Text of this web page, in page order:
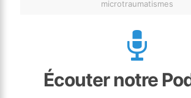
microtraumatismes
Écouter notre